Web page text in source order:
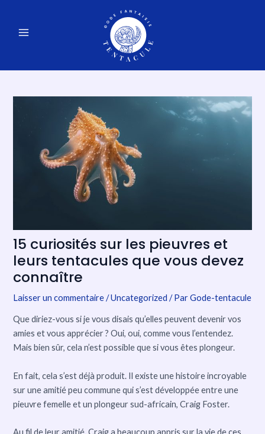
contenu
MAIN
15 curiosités sur les pieuvres et
leurs tentacules que vous devez
connaître
Laisser un commentaire /Uncategorized / ParGode-tentacule
Que diriez-vous si je vous disais qu’elles peuvent devenir vos
amies et vous apprécier ? Oui, oui, comme vous l’entendez.
Mais bien sûr, cela n’est possible que si vous êtes plongeur.
En fait, cela s’est déjà produit. Il existe une histoire incroyable
sur une amitié peu commune qui s’est développée entre une
pieuvre femelle et un plongeur sud-africain, Craig Foster.
Au fil de leur amitié, Craig a beaucoup appris sur la vie de ces
articles